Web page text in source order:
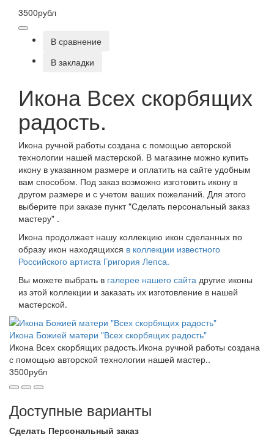
3500рубл
В сравнение
В закладки
Икона Всех скорбящих
радость.
Икона ручной работы создана с помощью авторской
технологии нашей мастерской. В магазине можно купить
икону в указанном размере и оплатить на сайте удобным
вам способом. Под заказ возможно изготовить икону в
другом размере и с учетом ваших пожеланий. Для этого
выберите при заказе пункт "Сделать персональный заказ
мастеру" .
Икона продолжает нашу коллекцию икон сделанных по
образу икон находящихся в коллекции известного
Российского артиста Григория Лепса.
Вы можете выбрать в галерее нашего сайта другие иконы
из этой коллекции и заказать их изготовление в нашей
мастерской.
Икона Божией матери "Всех скорбящих радость"
Икона Всех скорбящих радость.Икона ручной работы создана
с помощью авторской технологии нашей мастер..
3500рубл
Доступные варианты
Сделать Персональный заказ